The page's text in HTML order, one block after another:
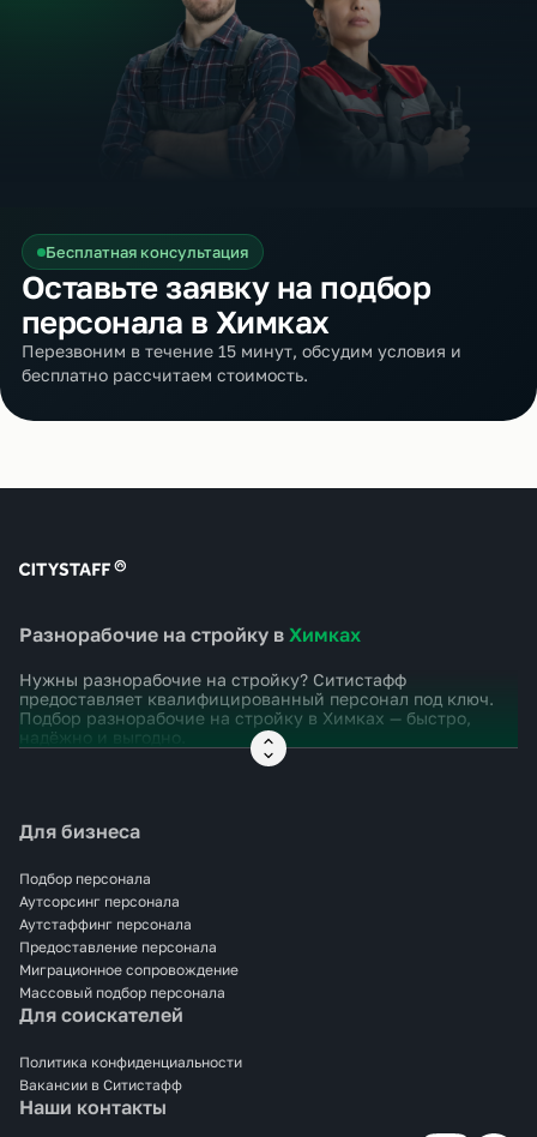
Бесплатная консультация
Оставьте заявку на подбор
персонала в Химках
Перезвоним в течение 15 минут, обсудим условия и
бесплатно рассчитаем стоимость.
Разнорабочие на стройку в Химках
Нужны разнорабочие на стройку? Ситистафф
предоставляет квалифицированный персонал под ключ.
Подбор разнорабочие на стройку в Химках — быстро,
надёжно и выгодно.
Наши контакты
Для бизнеса
Подбор персонала
Аутсорсинг персонала
Аутстаффинг персонала
Предоставление персонала
Миграционное сопровождение
Массовый подбор персонала
Для соискателей
Политика конфиденциальности
Вакансии в Ситистафф